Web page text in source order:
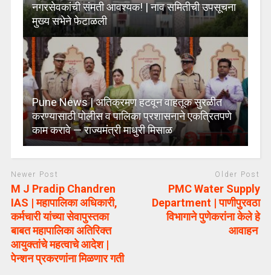
नगरसेवकांची संमती आवश्यक! | नाव समितीची उपसूचना
मुख्य सभेने फेटाळली
Pune News | अतिक्रमण हटवून वाहतूक सुरळीत
करण्यासाठी पोलीस व पालिका प्रशासनाने एकत्रितपणे
काम करावे — राज्यमंत्री माधुरी मिसाळ
Newer Post
M J Pradip Chandren
IAS | महापालिका अधिकारी,
कर्मचारी यांच्या सेवापुस्तका
बाबत महापालिका अतिरिक्त
आयुक्तांचे महत्वाचे आदेश |
पेन्शन प्रकरणांना मिळणार गती
Older Post
PMC Water Supply
Department | पाणीपुरवठा
विभागाने पुणेकरांना केले हे
आवाहन